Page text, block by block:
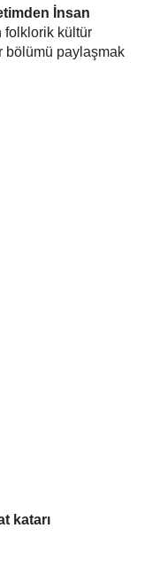
İnsan
folklorik kültür
bölümü paylaşmak
katarı